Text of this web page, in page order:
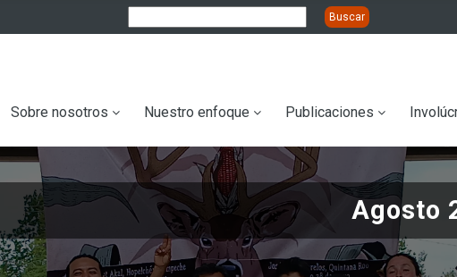
Sobre nosotros Nuestro enfoque Publicaciones
Agosto